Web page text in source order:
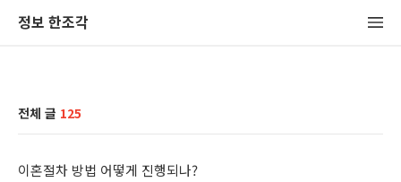
정보 한조각
전체 글 125
이혼절차 방법 어떻게 진행되나?